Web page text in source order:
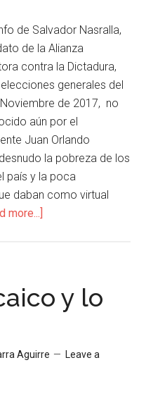
de Salvador Nasralla,
de la Alianza
contra la Dictadura,
generales del
de 2017, no
aún por el
Juan Orlando
la pobreza de los
país y la poca
daban como virtual
more...]
y lo
Aguirre
Leave a